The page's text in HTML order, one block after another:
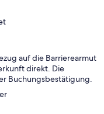
auf die Barrierearmut
direkt. Die
Buchungsbestätigung.